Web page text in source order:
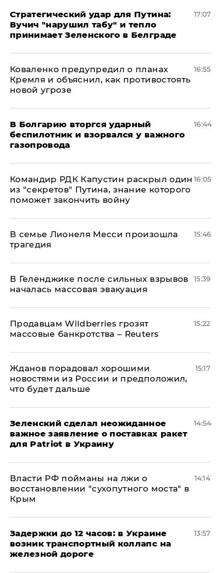
Стратегический удар для Путина:
Вучич "нарушил табу" и тепло
принимает Зеленского в Белграде
17:07
Коваленко предупредил о планах
Кремля и объяснил, как противостоять
новой угрозе
16:55
В Болгарию вторгся ударный
беспилотник и взорвался у важного
газопровода
16:44
Командир РДК Капустин раскрыл один
из "секретов" Путина, знание которого
поможет закончить войну
16:05
В семье Лионеля Месси произошла
трагедия
15:46
В Геленджике после сильных взрывов
началась массовая эвакуация
15:39
Продавцам Wildberries грозят
массовые банкротства – Reuters
15:22
Жданов порадовал хорошими
новостями из России и предположил,
что будет дальше
15:17
Зеленский сделал неожиданное
важное заявление о поставках ракет
для Patriot в Украину
14:54
Власти РФ пойманы на лжи о
восстановлении "сухопутного моста" в
Крым
14:14
Задержки до 12 часов: в Украине
возник транспортный коллапс на
железной дороге
13:57